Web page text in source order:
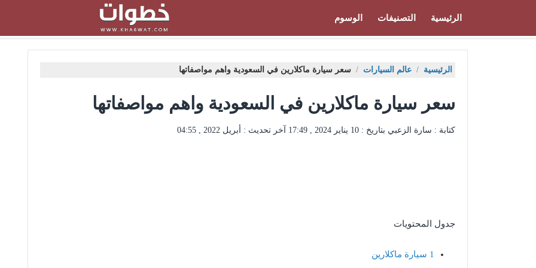
الرئيسية التصنيفات الوسوم
الرئيسية / عالم السيارات / سعر سيارة ماكلارين في السعودية واهم مواصفاتها
سعر سيارة ماكلارين في السعودية واهم مواصفاتها
كتابة : سارة الزعبي بتاريخ : 10 يناير 2024 , 17:49 آخر تحديث : أبريل 2022 , 04:55
جدول المحتويات
1 سيارة ماكلارين